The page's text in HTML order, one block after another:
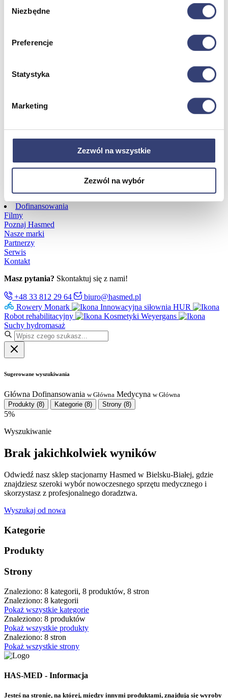
zgody
Niezbędne
Preferencje
Statystyka
Marketing
Zezwól na wszystkie
Zezwól na wybór
Dofinansowania
Zobacz wszystko
Wróć
Robot rehabilitacyjny ROBERT®
Robotyka w rehabilitacji
Dofinansowania
Filmy
Poznaj Hasmed
Nasze marki
Partnerzy
Serwis
Kontakt
Masz pytania? Skontaktuj się z nami!
+48 33 812 29 64
biuro@hasmed.pl
Rowery Monark
Innowacyjna siłownia HUR
Robot rehabilitacyjny
Kosmetyki Weyergans
Suchy hydromasaż
Sugerowane wyszukiwania
Główna Dofinansowania w Główna Medycyna w Główna
Produkty (8) Kategorie (8) Strony (8)
5%
Wyszukiwanie
Brak jakichkolwiek wyników
Odwiedź nasz sklep stacjonarny Hasmed w Bielsku-Białej, gdzie
znajdziesz szeroki wybór nowoczesnego sprzętu medycznego i
skorzystasz z profesjonalnego doradztwa.
Wyszukaj od nowa
Kategorie
Produkty
Strony
Znaleziono: 8 kategorii, 8 produktów, 8 stron
Znaleziono: 8 kategorii
Pokaż wszystkie kategorie
Znaleziono: 8 produktów
Pokaż wszystkie produkty
Znaleziono: 8 stron
Pokaż wszystkie strony
HAS-MED - Informacja
Jesteś na stronie, na której, między innymi produktami, znajdują się wyroby